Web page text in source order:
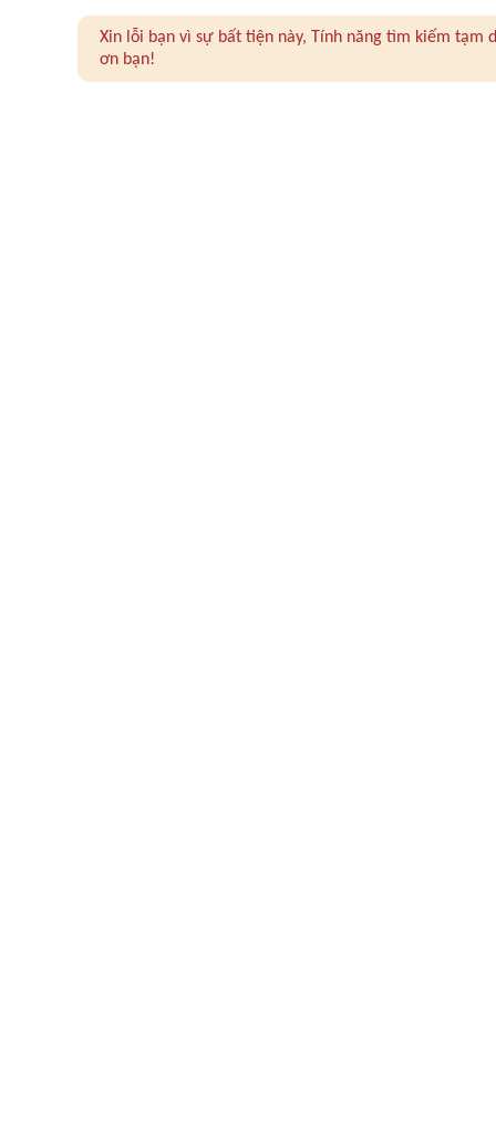
Xin lỗi bạn vì sự bất tiện này, Tính năng tìm kiếm
ơn bạn!